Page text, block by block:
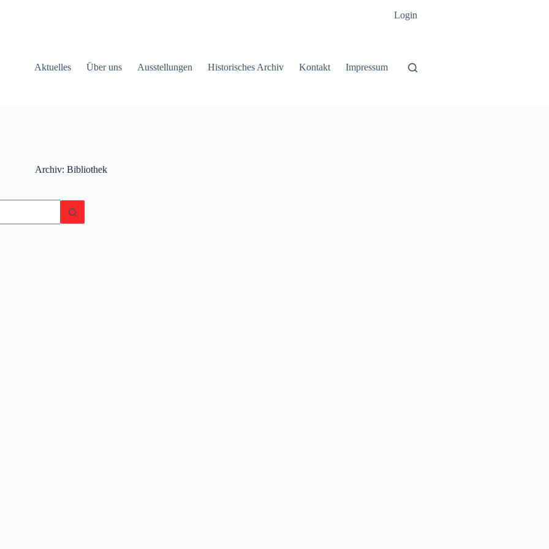
Login
Aktuelles Über uns Ausstellungen Historisches Archiv Kontakt Impressum
Archiv Bibliothek